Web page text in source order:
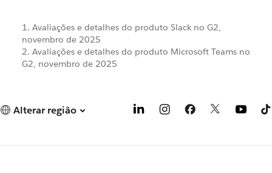
1. Avaliações e detalhes do produto Slack no G2,
novembro de 2025
2. Avaliações e detalhes do produto Microsoft Teams no
G2, novembro de 2025
Alterar região